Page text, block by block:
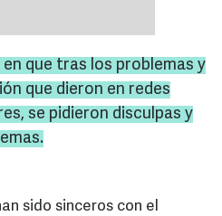
que tras los problemas y
que dieron en redes
se pidieron disculpas y
sido sinceros con el